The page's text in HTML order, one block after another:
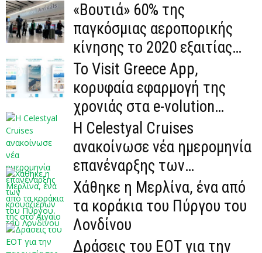
«Βουτιά» 60% της
παγκόσμιας αεροπορικής
κίνησης το 2020 εξαιτίας
της πανδημίας
Το Visit Greece App,
κορυφαία εφαρμογή της
χρονιάς στα e-volution
Awards 2021
Η Celestyal Cruises
ανακοίνωσε νέα ημερομηνία
επανέναρξης των
κρουαζιέρων της στο Αιγαίο
Χάθηκε η Μερλίνα, ένα από
τα κοράκια του Πύργου του
Λονδίνου
Δράσεις του ΕΟΤ για την